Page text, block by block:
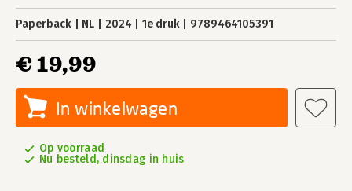
Paperback NL 2024 1e druk 9789464105391
€ 19,99
In winkelwagen
Op voorraad
Nu besteld, dinsdag in huis